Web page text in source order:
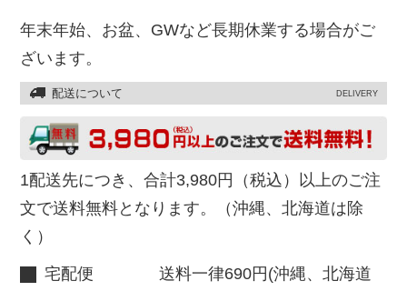
年末年始、お盆、GWなど長期休業する場合がご
ざいます。
配送について DELIVERY
1配送先につき、合計3,980円（税込）以上のご注
文で送料無料となります。（沖縄、北海道は除
く）
宅配便 送料一律690円(沖縄、北海道